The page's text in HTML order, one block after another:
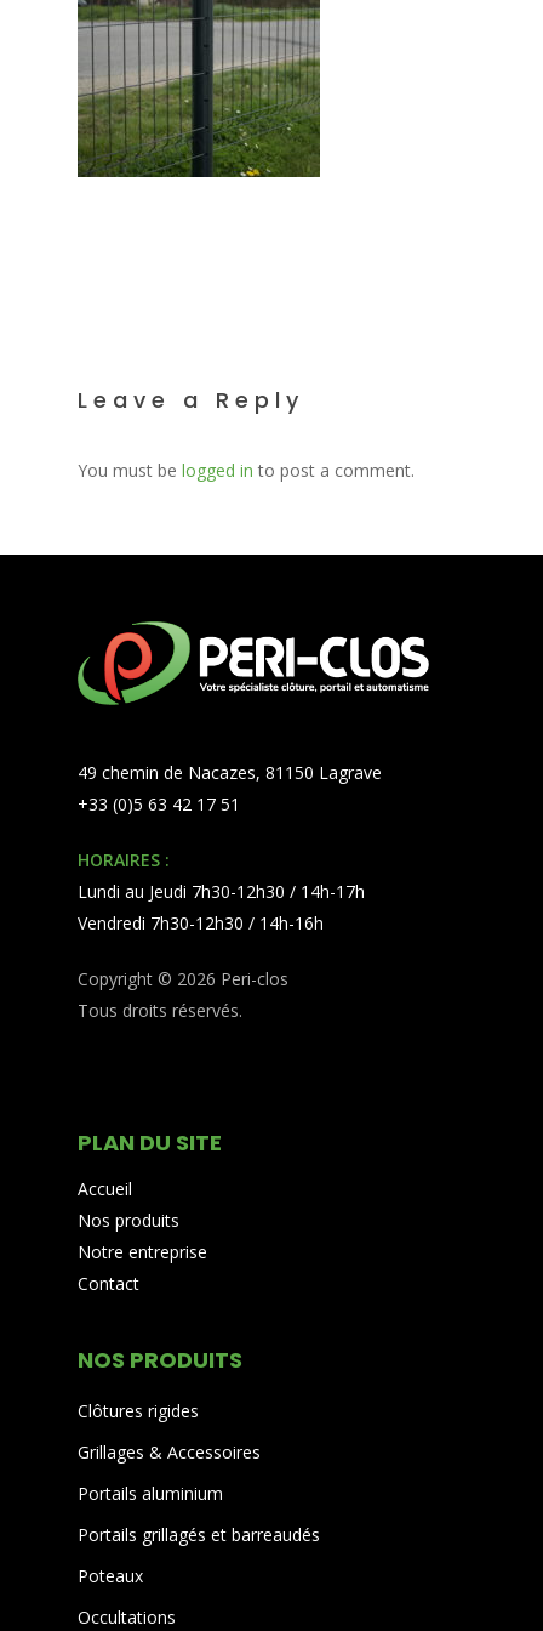
Leave a Reply
You must be logged in to post a comment.
49 chemin de Nacazes, 81150 Lagrave
+33 (0)5 63 42 17 51
HORAIRES :
Lundi au Jeudi 7h30-12h30 / 14h-17h
Vendredi 7h30-12h30 / 14h-16h
Copyright © 2026 Peri-clos
Tous droits réservés.
PLAN DU SITE
Accueil
Nos produits
Notre entreprise
Contact
NOS PRODUITS
Clôtures rigides
Grillages & Accessoires
Portails aluminium
Portails grillagés et barreaudés
Poteaux
Occultations